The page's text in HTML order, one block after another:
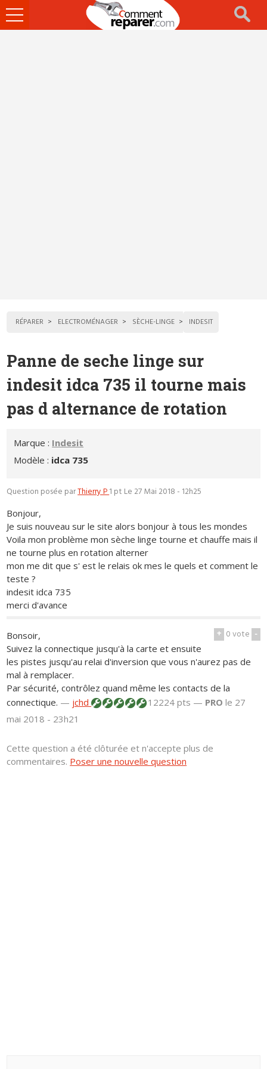
Ouvrir
le
RÉPARER ELECTROMÉNAGER SÈCHE-LINGE INDESIT
Panne de seche linge sur
indesit idca 735 il tourne mais
pas d alternance de rotation
Marque : Indesit
Modèle : idca 735
Question posée parThierry P1 pt Le 27 Mai 2018 - 12h25
Bonjour,
Je suis nouveau sur le site alors bonjour à tous les mondes
Voila mon problème mon sèche linge tourne et chauffe mais il
ne tourne plus en rotation alterner
mon me dit que s' est le relais ok mes le quels et comment le
teste ?
indesit idca 735
merci d'avance
+ 0vote -
Bonsoir,
Suivez la connectique jusqu'à la carte et ensuite
les pistes jusqu'au relai d'inversion que vous n'aurez pas de
mal à remplacer.
Par sécurité, contrôlez quand même les contacts de la
connectique. — jchd 12224 pts — PRO le 27
mai 2018 - 23h21
Cette question a été clôturée et n'accepte plus de
commentaires. Poser une nouvelle question